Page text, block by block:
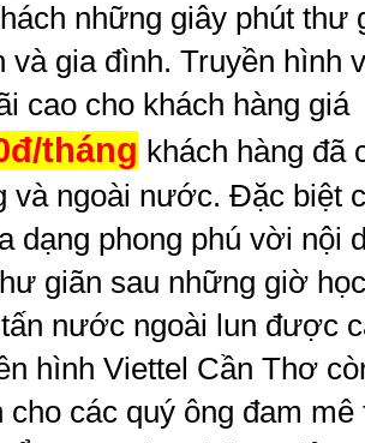
những giây phút thư
và gia đình. Truyền hình
cao cho khách hàng giá
tháng khách hàng đã
và ngoài nước. Đặc biệt
dạng phong phú vời nội
giãn sau những giờ
nước ngoài lun được
hình Viettel Cần Thơ
cho các quý ông đam